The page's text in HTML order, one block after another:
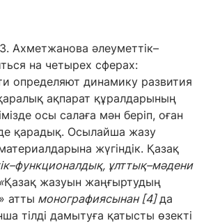
Ахметжанова әлеуметтік–
на четырех сферах:
определяют динамику развития
ақпарат құралдарының
осы салаға мән беріп, оған
қарадық. Осылайша жазу
жүгіндік. Қазақ
функционалдық, ұлттық–мәдени
Қазақ жазуын жаңғыртудың
атты монографиясынан [4]да
тілді дамытуға қатысты өзекті